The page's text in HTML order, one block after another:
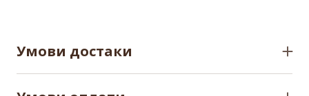
Умови достаки